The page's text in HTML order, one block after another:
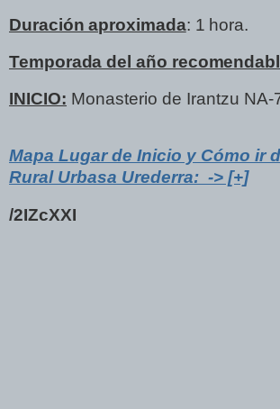
Duración aproximada: 1 hora.
Temporada del año
INICIO: Monasterio de Irantzu NA-
Mapa Lugar de Inicio y Cómo ir
Rural Urbasa Urederra: -> [+]
/2IZcXXI